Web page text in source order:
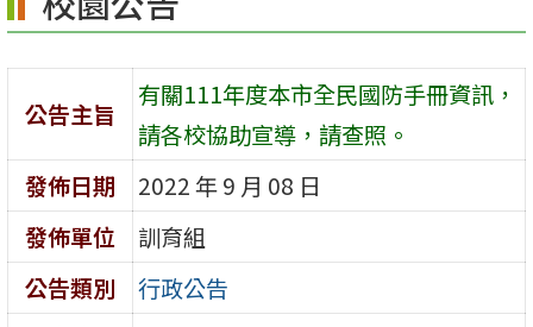
區
公告主旨
有關111年度本市全民國防手冊資訊，
請各校協助宣導，請查照。
發佈日期
2022 年 9 月 08 日
發佈單位
訓育組
公告類別
行政公告